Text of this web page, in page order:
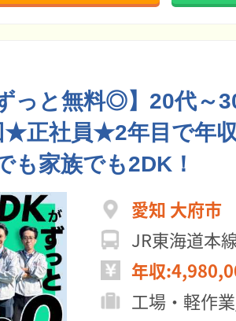
っと無料◎】20代～
★正社員★2年目で年
も家族でも2DK！
愛知 大府市
JR東海道本
年収
工場・軽作